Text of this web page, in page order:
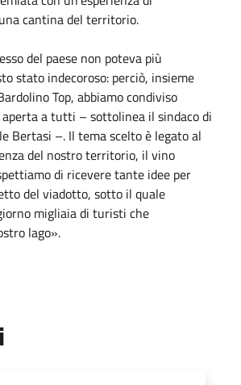
cantina del territorio.
del paese non poteva più
stato indecoroso: perciò, insieme
Top, abbiamo condiviso
a tutti – sottolinea il sindaco di
Bertasi –. Il tema scelto è legato al
del nostro territorio, il vino
di ricevere tante idee per
del viadotto, sotto il quale
migliaia di turisti che
lago».